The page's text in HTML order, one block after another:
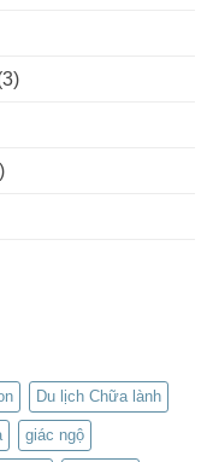
Du lịch Chữa lành
giác ngộ